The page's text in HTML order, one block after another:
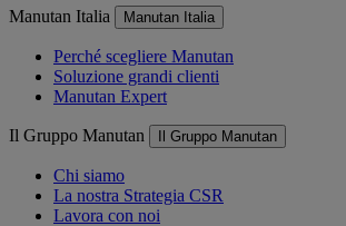
Manutan Italia Manutan Italia
Perché scegliere Manutan
Soluzione grandi clienti
Manutan Expert
Il Gruppo Manutan Il Gruppo Manutan
Chi siamo
La nostra Strategia CSR
Lavora con noi